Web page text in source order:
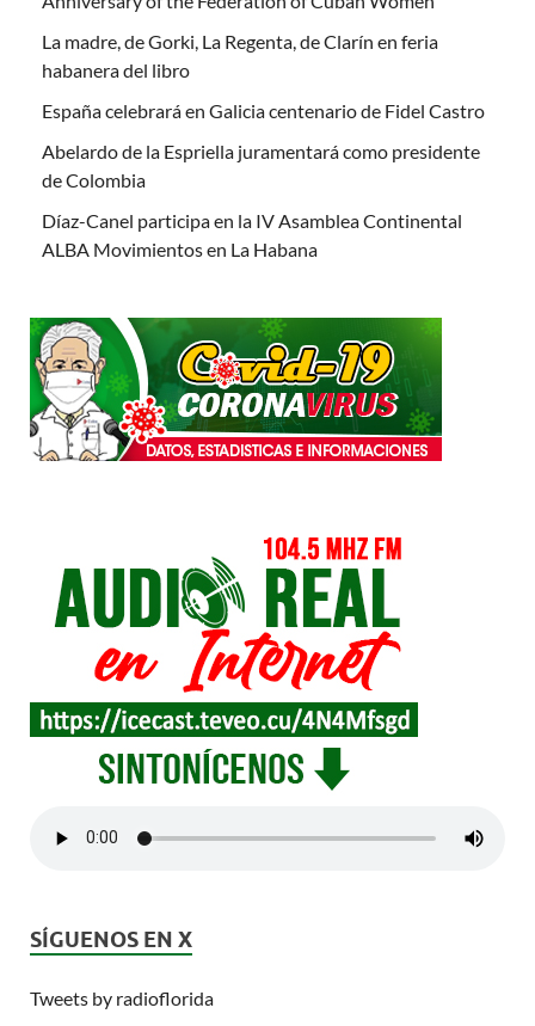
La madre, de Gorki, La Regenta, de Clarín en feria
habanera del libro
España celebrará en Galicia centenario de Fidel Castro
Abelardo de la Espriella juramentará como presidente
de Colombia
Díaz-Canel participa en la IV Asamblea Continental
ALBA Movimientos en La Habana
SÍGUENOS EN X
Tweets by radioflorida